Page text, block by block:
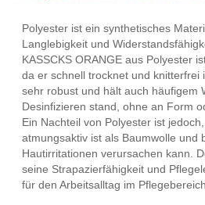
Polyester ist ein synthetisches
Langlebigkeit und
KASSCKS ORANGE aus Polyester
da er schnell trocknet und knitterfrei
sehr robust und hält auch häufigem
Desinfizieren stand, ohne an Form
Ein Nachteil von Polyester ist
atmungsaktiv ist als Baumwolle und
Hautirritationen verursachen kann.
seine Strapazierfähigkeit und
für den Arbeitsalltag im Pflegebereich.